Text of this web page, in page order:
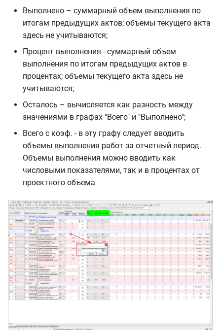
Выполнено – суммарный объем выполнения по
итогам предыдущих актов; объемы текущего акта
здесь не учитываются;
Процент выполнения - суммарный объем
выполнения по итогам предыдущих актов в
процентах; объемы текущего акта здесь не
учитываются;
Осталось – вычисляется как разность между
значениями в графах "Всего" и "Выполнено";
Всего с коэф. - в эту графу следует вводить
объемы выполнения работ за отчетный период.
Объемы выполнения можно вводить как
числовыми показателями, так и в процентах от
проектного объема